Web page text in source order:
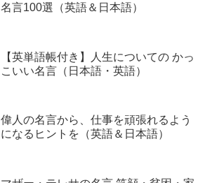
名言100選（英語＆日本語）
【英単語帳付き】人生についての かっ
こいい名言（日本語・英語）
偉人の名言から、仕事を頑張れるよう
になるヒントを（英語＆日本語）